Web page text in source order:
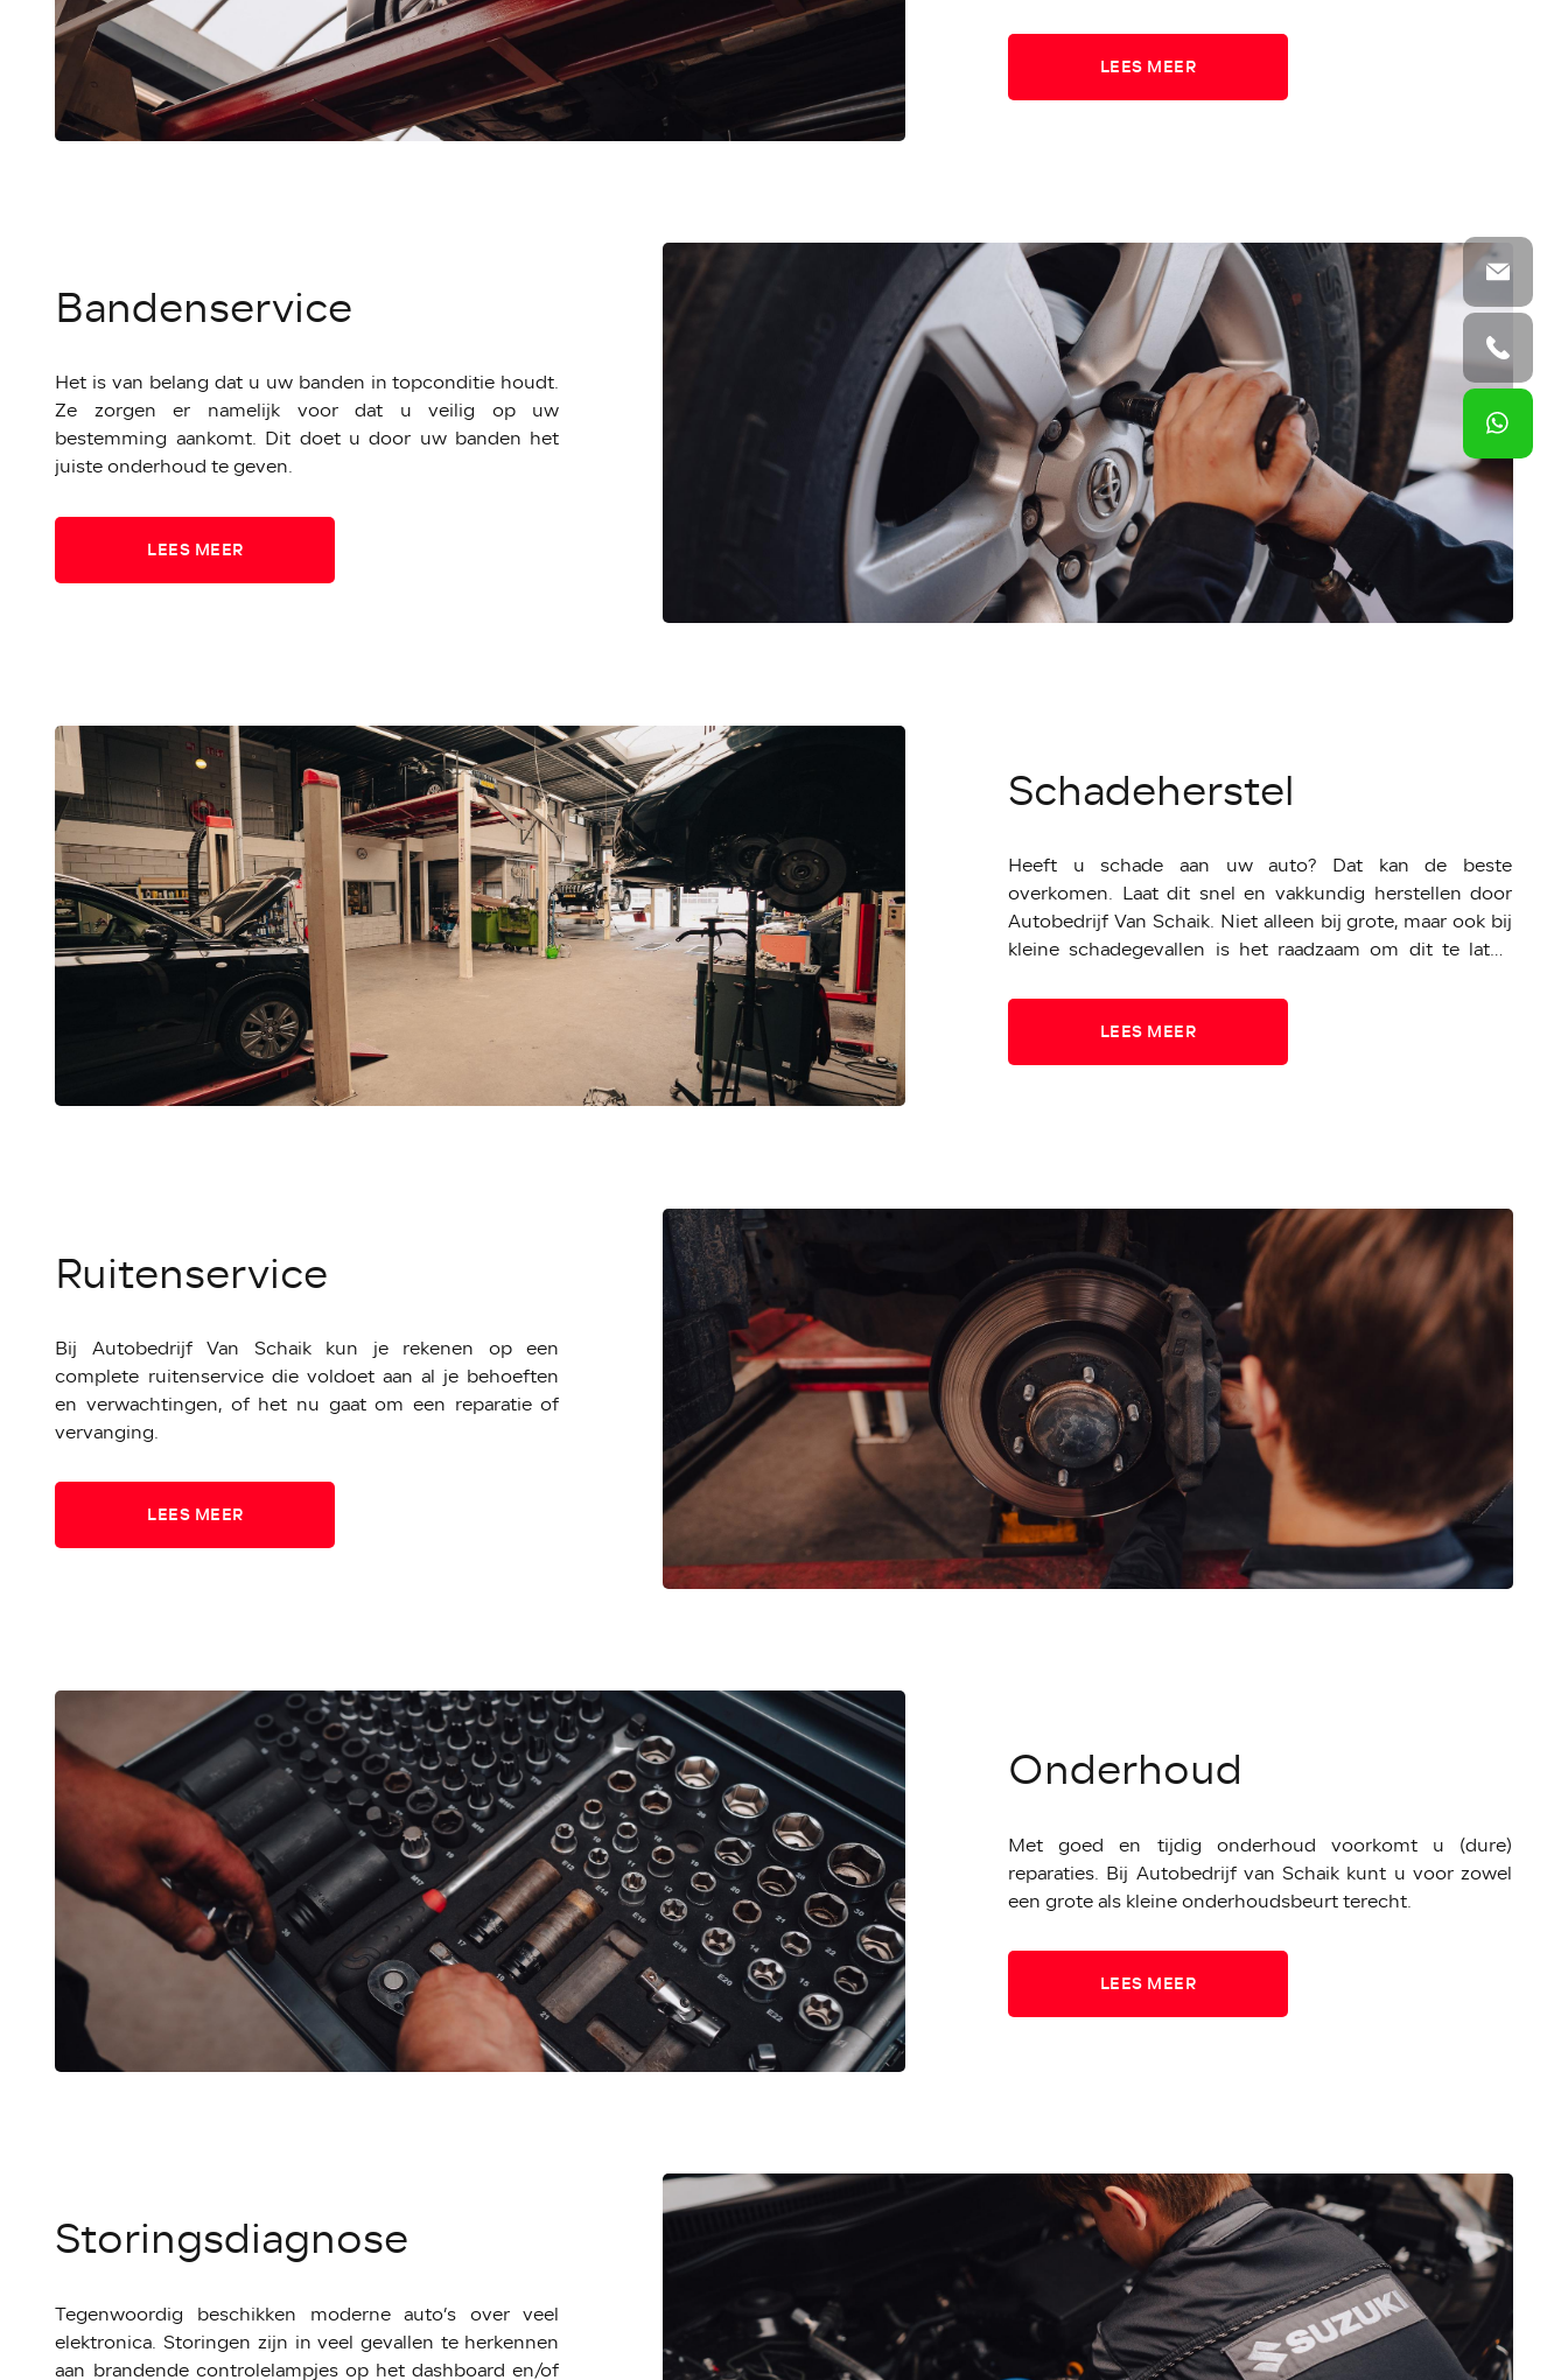
LEES MEER
Bandenservice
Het is van belang dat u uw banden in topconditie houdt.
Ze zorgen er namelijk voor dat u veilig op uw
bestemming aankomt. Dit doet u door uw banden het
juiste onderhoud te geven.
LEES MEER
Schadeherstel
Heeft u schade aan uw auto? Dat kan de beste
overkomen. Laat dit snel en vakkundig herstellen door
Autobedrijf Van Schaik. Niet alleen bij grote, maar ook bij
kleine schadegevallen is het raadzaam om dit te laten
LEES MEER
Ruitenservice
Bij Autobedrijf Van Schaik kun je rekenen op een
complete ruitenservice die voldoet aan al je behoeften
en verwachtingen, of het nu gaat om een reparatie of
vervanging.
LEES MEER
Onderhoud
Met goed en tijdig onderhoud voorkomt u (dure)
reparaties. Bij Autobedrijf van Schaik kunt u voor zowel
een grote als kleine onderhoudsbeurt terecht.
LEES MEER
Storingsdiagnose
Tegenwoordig beschikken moderne auto’s over veel
elektronica. Storingen zijn in veel gevallen te herkennen
aan brandende controlelampjes op het dashboard en/of